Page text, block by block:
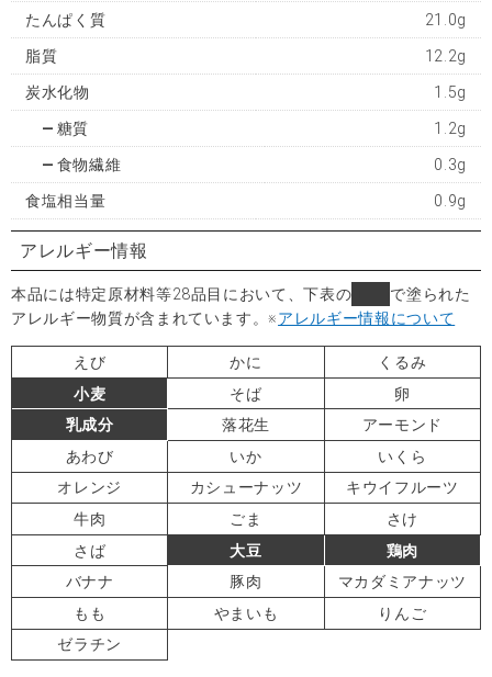
たんぱく質 21.0g
脂質 12.2g
炭水化物 1.5g
糖質 1.2g
食物繊維 0.3g
食塩相当量 0.9g
アレルギー情報
本品には特定原材料等28品目において、下表の
で塗られた
アレルギー物質が含まれています。※アレルギー情報について
えび かに
くるみ
小麦
そば
卵
乳成分
落花生
アーモンド
あわび
いか
いくら
オレンジ
カシューナッツ
キウイフルーツ
牛肉
ごま
さけ
さば
大豆
鶏肉
バナナ
豚肉
マカダミアナッツ
もも
やまいも
りんご
ゼラチン